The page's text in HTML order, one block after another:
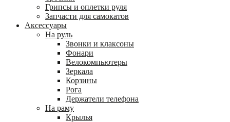
Грипсы и оплетки руля
Запчасти для самокатов
Аксессуары
На руль
Звонки и клаксоны
Фонари
Велокомпьютеры
Зеркала
Корзины
Рога
Держатели телефона
На раму
Крылья